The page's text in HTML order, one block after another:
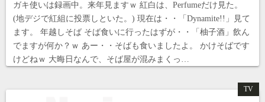
ガキ使いは録画中。来年見ますｗ 紅白は、Perfumeだけ見た。
(地デジで紅組に投票しといた。) 現在は・・「Dynamite!!」見て
ます。 年越しそば そば食いに行ったはずが・・「柚子酒」飲ん
でますが何か？ｗ あー・・そばも食いましたよ。 かけそばです
けどねｗ 大晦日なんで、そば屋が混みまくっ…
TV